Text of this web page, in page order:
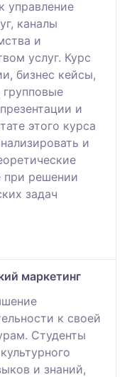
управление
каналы
и
услуг. Курс
бизнес кейсы,
и
этого курса
и
при решении
задач
маркетинг
к своей
Студенты
и знаний,